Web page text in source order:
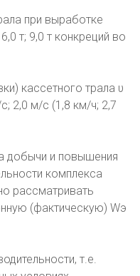
при выработке
6,0 т; 9,0 т конкреций во
кассетного трала υ
2,0 м/с (1,8 км/ч; 2,7
добычи и повышения
комплекса
рассматривать
(фактическую) Wэ
т.е.